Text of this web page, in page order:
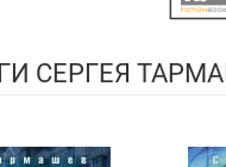
СЕРГЕЯ